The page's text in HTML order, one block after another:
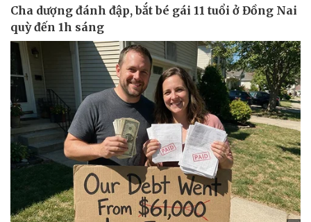
Kinh tế
Bất động sản
Thị trường
Giá vàng